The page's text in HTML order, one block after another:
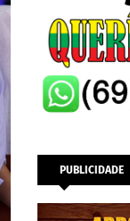
PUBLICIDADE